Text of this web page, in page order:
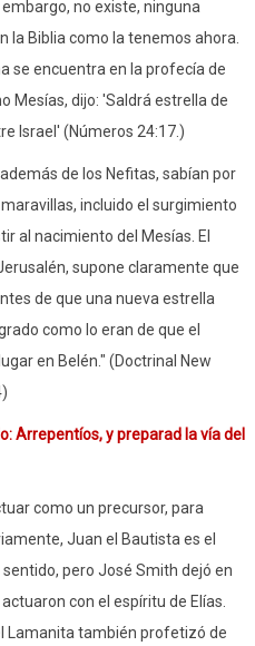
embargo, no existe, ninguna
Biblia como la tenemos ahora.
se encuentra en la profecía de
Mesías, dijo: 'Saldrá estrella de
Israel' (Números 24:17.)
de los Nefitas, sabían por
incluido el surgimiento
al nacimiento del Mesías. El
supone claramente que
de que una nueva estrella
como lo eran de que el
en Belén." (Doctrinal New
Arrepentíos, y preparad la vía del
como un precursor, para
Juan el Bautista es el
pero José Smith dejó en
con el espíritu de Elías.
Lamanita también profetizó de